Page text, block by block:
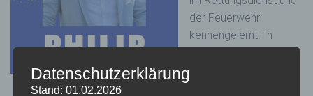
der Feuerwehr
kennengelernt. In
Datenschutzerklärung
Stand: 01.02.2026